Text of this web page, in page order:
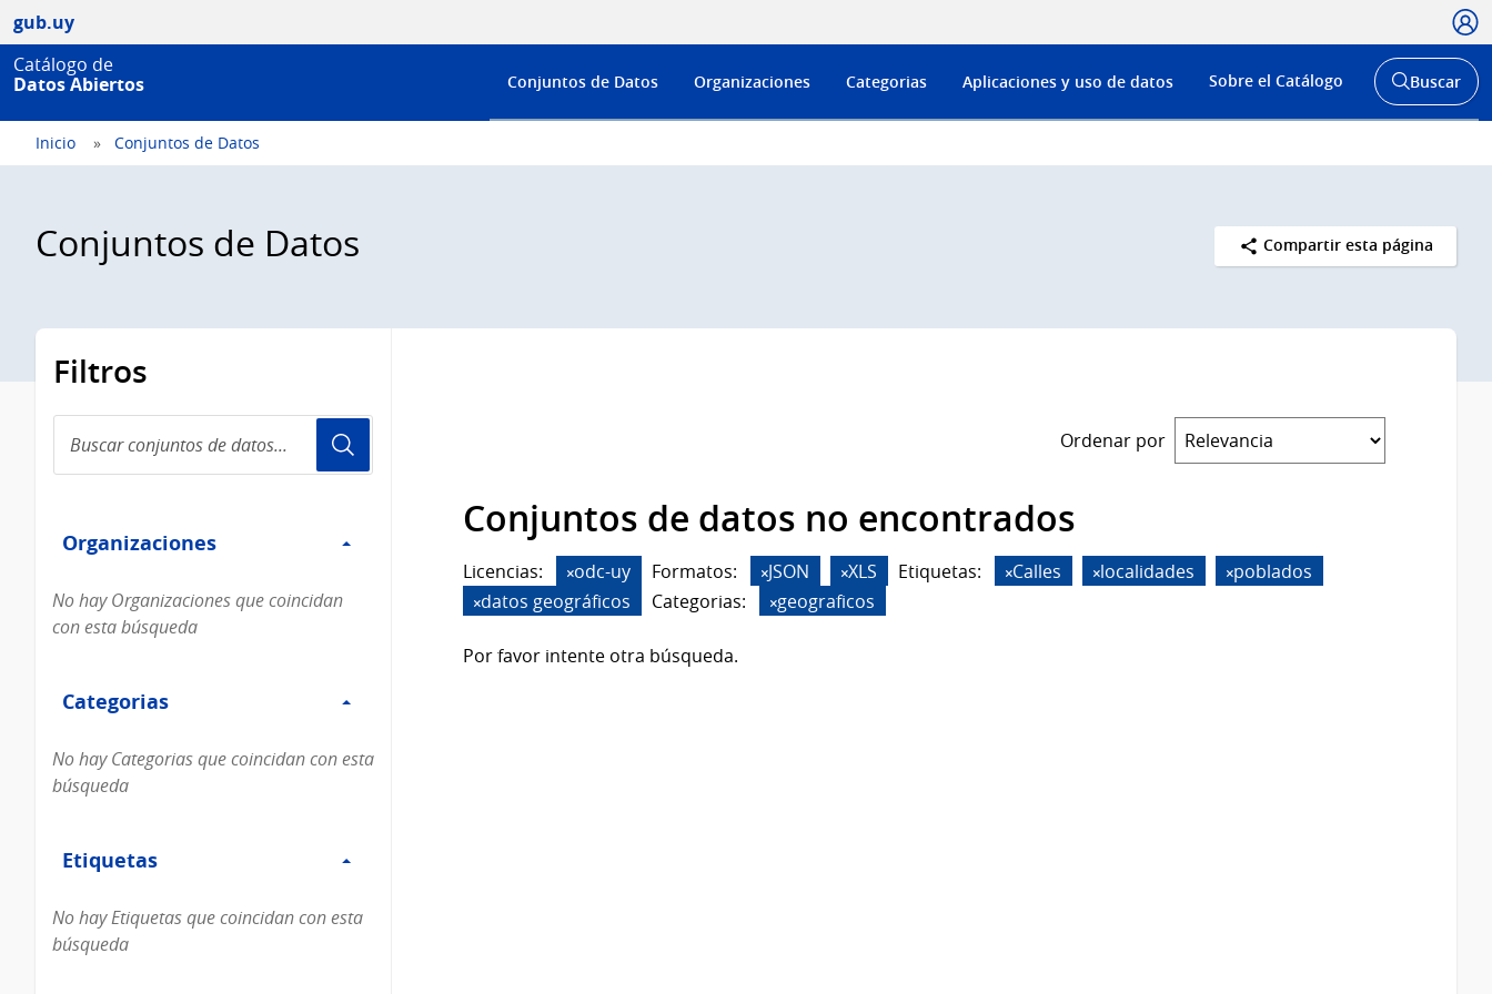
gub.uy
Catálogo de
Datos Abiertos
Menú
de
Conjuntos de Datos Organizaciones Categorias Aplicaciones y uso de datos Sobre el Catálogo
Abrir
buscador
Buscar
Inicio Conjuntos de Datos
Conjuntos de Datos Compartir esta página
Filtros
conjuntos
de
Organizaciones
Organizaciones
No hay Organizaciones que coincidan
con esta búsqueda
Categorias
Categorias
No hay Categorias que coincidan con esta
búsqueda
Etiquetas
Etiquetas
No hay Etiquetas que coincidan con esta
búsqueda
Ordenar por
Conjuntos de datos no encontrados
Licencias: odc-uy Formatos: JSON XLS Etiquetas: Calles localidades
poblados
datos geográficos
Categorias: geograficos
Por favor intente otra búsqueda.